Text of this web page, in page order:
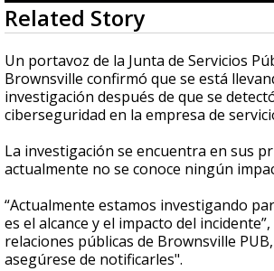
0
seconds
of
46
seconds
Related Story
Un portavoz de la Junta de Servicios
Brownsville confirmó que se está
investigación después de que se
ciberseguridad en la empresa de
La investigación se encuentra en sus
actualmente no se conoce ningún
“Actualmente estamos investigando
es el alcance y el impacto del
relaciones públicas de Brownsville
asegúrese de notificarles".